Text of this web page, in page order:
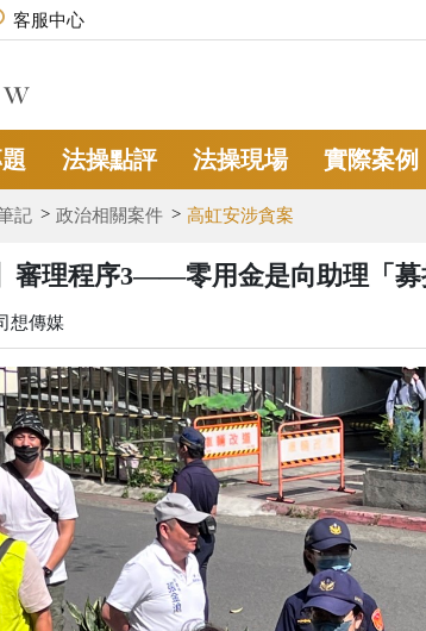
客服中心
法操點評 法操現場 實際案例
記 政治相關案件 高虹安涉貪案
審理程序3——零用金是向助理「募
想傳媒